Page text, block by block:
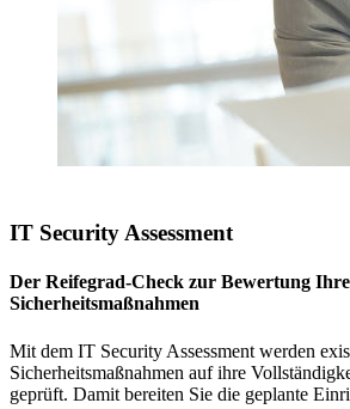
IT Security Assessment
Der Reifegrad-Check zur Bewertung
Sicherheitsmaßnahmen
Mit dem IT Security Assessment werden
Sicherheitsmaßnahmen auf ihre
geprüft. Damit bereiten Sie die geplante